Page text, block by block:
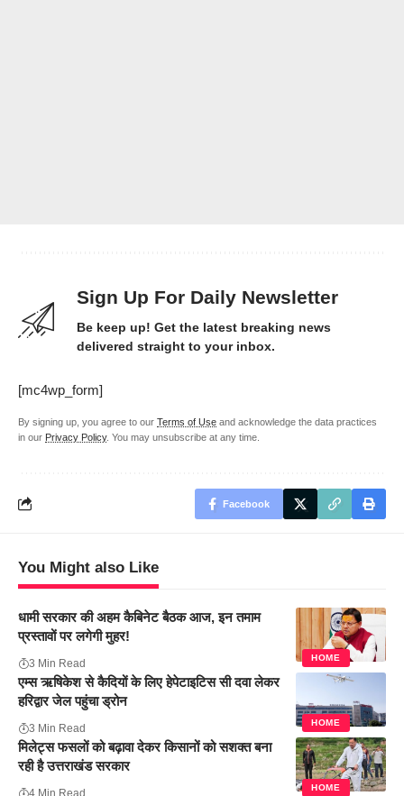
Sign Up For Daily Newsletter
Be keep up! Get the latest breaking news
delivered straight to your inbox.
[mc4wp_form]
By signing up, you agree to our Terms of Use and acknowledge the data practices
in our Privacy Policy. You may unsubscribe at any time.
Facebook
You Might also Like
HOME
धामी सरकार की अहम कैबिनेट बैठक आज, इन तमाम
प्रस्तावों पर लगेगी मुहर!
3 Min Read
HOME
एम्स ऋषिकेश से कैदियों के लिए हेपेटाइटिस सी दवा लेकर
हरिद्वार जेल पहुंचा ड्रोन
3 Min Read
HOME
मिलेट्स फसलों को बढ़ावा देकर किसानों को सशक्त बना
रही है उत्तराखंड सरकार
4 Min Read